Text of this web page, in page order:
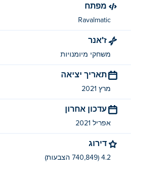
מפתח
Ravalmatic
ז'אנר
משחקי מיומנויות
תאריך יציאה
מרץ 2021
עדכון אחרון
אפריל 2021
דירוג
4.2 (740,849 הצבעות)